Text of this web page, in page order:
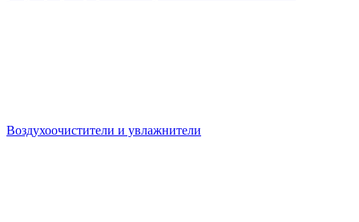
Воздухоочистители и увлажнители